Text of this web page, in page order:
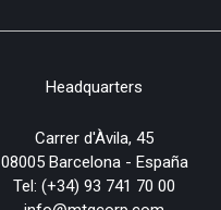
Headquarters
Carrer d'Àvila, 45
08005 Barcelona - España
Tel:(+34) 93 741 70 00